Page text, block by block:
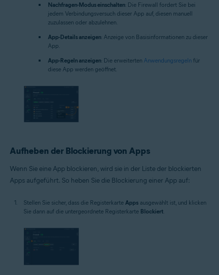
Nachfragen-Modus einschalten: Die Firewall fordert Sie bei
jedem Verbindungsversuch dieser App auf, diesen manuell
zuzulassen oder abzulehnen.
App-Details anzeigen: Anzeige von Basisinformationen zu dieser
App.
App-Regeln anzeigen: Die erweiterten Anwendungsregeln für
diese App werden geöffnet.
Aufheben der Blockierung von Apps
Wenn Sie eine App blockieren, wird sie in der Liste der blockierten
Apps aufgeführt. So heben Sie die Blockierung einer App auf:
Stellen Sie sicher, dass die Registerkarte Apps ausgewählt ist, und klicken
Sie dann auf die untergeordnete Registerkarte Blockiert.